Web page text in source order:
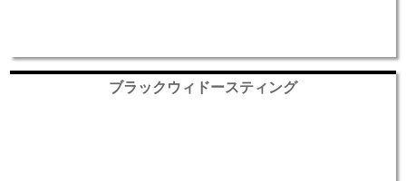
ブラックウィドースティング